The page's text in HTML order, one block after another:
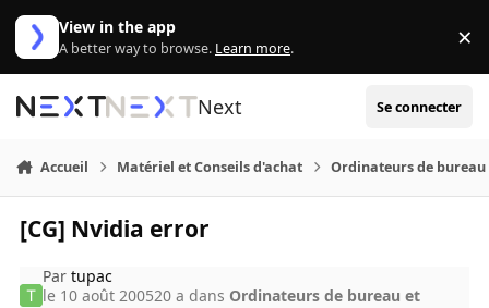
Aller au contenu
View in the app
A better way to browse. Learn more. ×
Next Se connecter
Accueil Matériel et Conseils d'achat Ordinateurs de bureau
[CG] Nvidia error
Partupac
le 10 août 200520 a dans Ordinateurs de bureau et